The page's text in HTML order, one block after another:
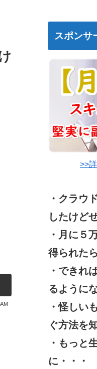
スポンサ
>>
・クラウ
したけど
・月に５
得られた
・できれ
るように
・怪しい
ぐ方法を
・もっと
に・・・